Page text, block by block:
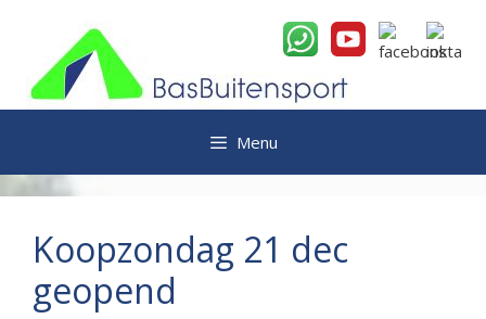
inhoud
Menu
Koopzondag 21 dec
geopend